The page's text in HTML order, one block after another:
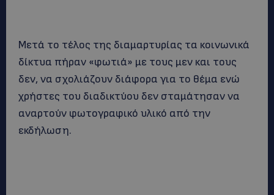
Mετά το τέλος της διαμαρτυρίας τα κοινωνικά
δίκτυα πήραν «φωτιά» με τους μεν και τους
δεν, να σχολιάζουν διάφορα για το θέμα ενώ
χρήστες του διαδικτύου δεν σταμάτησαν να
αναρτούν φωτογραφικό υλικό από την
εκδήλωση.